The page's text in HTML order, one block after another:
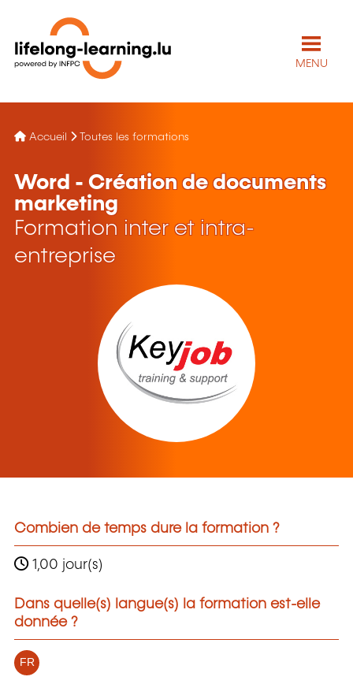
MENU
Accueil Toutes les formations
Word - Création de documents
marketing
Formation inter et intra-
entreprise
Combien de temps dure la formation ?
1,00 jour(s)
Dans quelle(s) langue(s) la formation est-elle
donnée ?
FR